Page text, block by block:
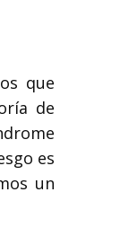
que
de
es
un